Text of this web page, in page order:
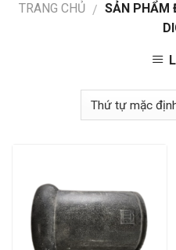
TRANG CHỦ / SẢN PHẨM